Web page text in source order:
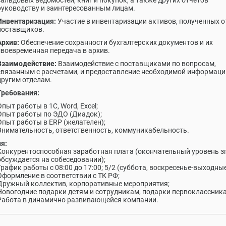
и заинтересованным лицам.
Участие в инвентаризации активов, полученных
Обеспечение сохранности бухгалтерских документов и их
передача в архив.
Взаимодействие с поставщиками по вопросам,
с расчетами, и предоставление необходимой
отделам.
работы в 1С, Word, Excel;
работы по ЭДО (Диадок);
работы в ERP (желателен);
ответственность, коммуникабельность.
заработная плата (окончательный уровень
на собеседовании);
работы с 08:00 до 17:00; 5/2 (суббота, воскресенье-
в соответствии с ТК РФ;
коллектив, корпоративные мероприятия;
подарки детям и сотрудникам, подарки
в динамично развивающейся компании.